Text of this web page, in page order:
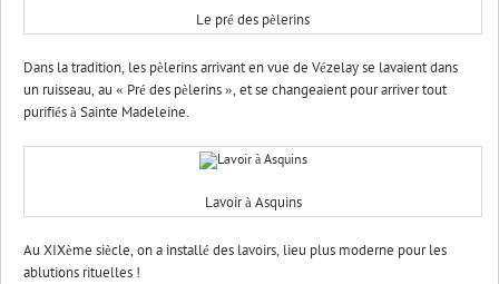
Le pré des pèlerins
Dans la tradition, les pèlerins arrivant en vue de Vézelay se lavaient dans
un ruisseau, au « Pré des pèlerins », et se changeaient pour arriver tout
purifiés à Sainte Madeleine.
Lavoir à Asquins
Au XIXème siècle, on a installé des lavoirs, lieu plus moderne pour les
ablutions rituelles !